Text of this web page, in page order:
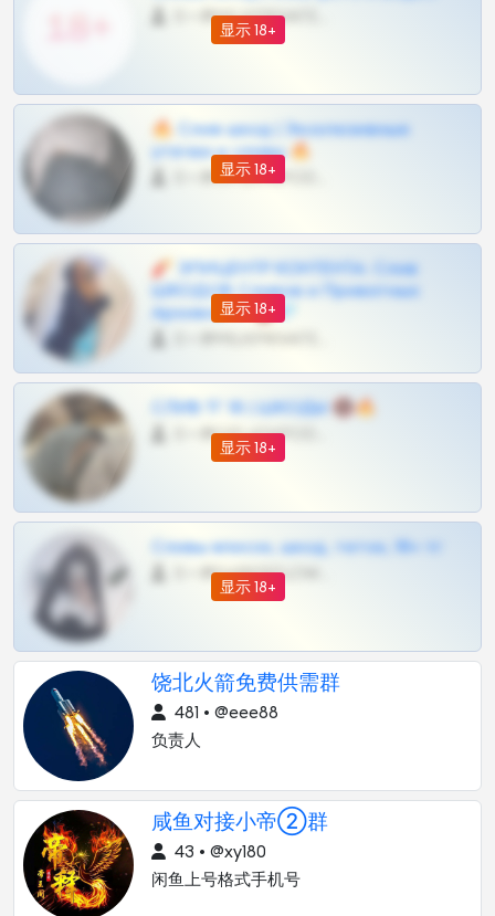
显示 18+
显示 18+
🔥 Слив шкод | Эксклюзивные
утечки и сливы 🔥
显示 18+
🧨 ЭПИЦЕНТР КОНТЕНТА: Слив
ШКОДОВ Сливов и Приватных
Архивов ТГ 🔞💎
显示 18+
СЛИВ ТГ 18 | ШКОДЫ 🔞🔥
显示 18+
Сливы вписок, шкод, теток, 18+ тг
饶北火箭免费供需群
481 • @eee88
负责人
咸鱼对接小帝②群
43 • @xy180
闲鱼上号格式手机号